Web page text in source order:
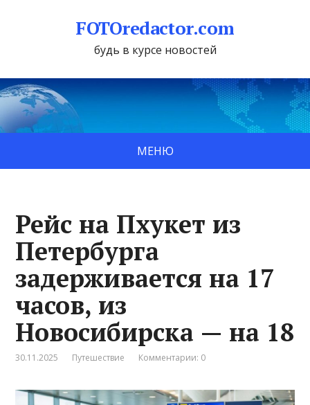
FOTOredactor.com
будь в курсе новостей
МЕНЮ
Рейс на Пхукет из
Петербурга
задерживается на 17
часов, из
Новосибирска — на 18
30.11.2025 Путешествие Комментарии: 0